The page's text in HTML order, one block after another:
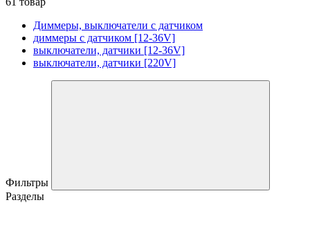
Диммеры, выключатели с датчиком
диммеры с датчиком [12-36V]
выключатели, датчики [12-36V]
выключатели, датчики [220V]
Фильтры
Разделы